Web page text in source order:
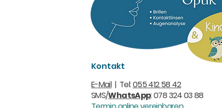
Kontakt
E-Mail| Tel:055 412 58 42
SMS/WhatsApp: 078 324 03 88